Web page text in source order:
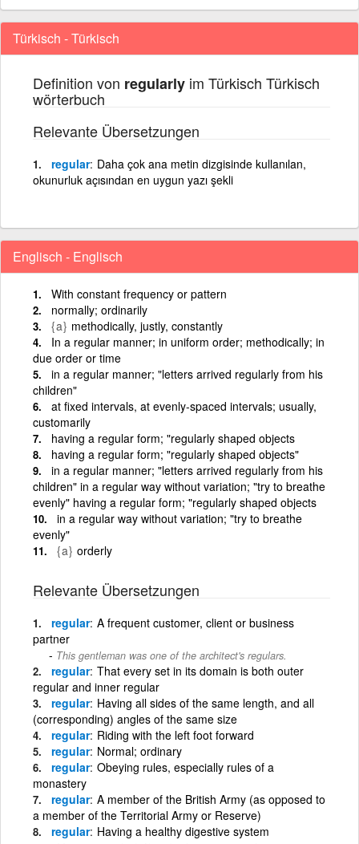
Türkisch - Türkisch
Definition von regularly im Türkisch Türkisch
wörterbuch
Relevante Übersetzungen
regular Daha çok ana metin dizgisinde kullanılan,
okunurluk açısından en uygun yazı şekli
Englisch - Englisch
With constant frequency or pattern
normally; ordinarily
{a} methodically, justly, constantly
In a regular manner; in uniform order; methodically; in
due order or time
in a regular manner; "letters arrived regularly from his
children"
at fixed intervals, at evenly-spaced intervals; usually,
customarily
having a regular form; "regularly shaped objects
having a regular form; "regularly shaped objects"
in a regular manner; "letters arrived regularly from his
children" in a regular way without variation; "try to breathe
evenly" having a regular form; "regularly shaped objects
in a regular way without variation; "try to breathe
evenly"
{a} orderly
Relevante Übersetzungen
regular A frequent customer, client or business
partner
This gentleman was one of the architect's regulars.
regular That every set in its domain is both outer
regular and inner regular
regular Having all sides of the same length, and all
(corresponding) angles of the same size
regular Riding with the left foot forward
regular Normal; ordinary
regular Obeying rules, especially rules of a
monastery
regular A member of the British Army (as opposed to
a member of the Territorial Army or Reserve)
regular Having a healthy digestive system